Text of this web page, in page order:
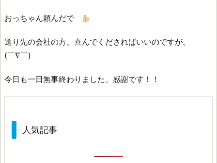
おっちゃん頼んだで
送り先の会社の方、喜んでくださればいいのですが。
(⌒∇⌒)
今日も一日無事終わりました、感謝です！！
人気記事